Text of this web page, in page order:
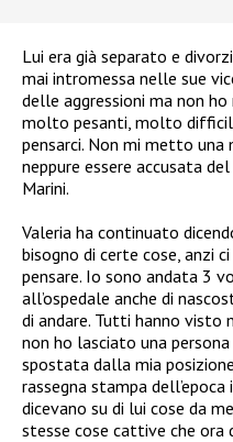
Lui era già separato e
mai intromessa nelle sue
delle aggressioni ma non
molto pesanti, molto
pensarci. Non mi metto una
neppure essere accusata
Marini.
Valeria ha continuato
bisogno di certe cose, anzi
pensare. Io sono andata 3
all’ospedale anche di
di andare. Tutti hanno visto
non ho lasciato una
spostata dalla mia
rassegna stampa
dicevano su di lui cose da
stesse cose cattive che ora